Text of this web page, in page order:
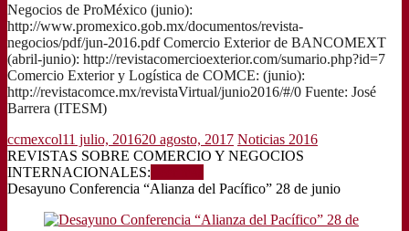
Negocios de ProMéxico (junio):
http://www.promexico.gob.mx/documentos/revista-
negocios/pdf/jun-2016.pdf Comercio Exterior de BANCOMEXT
(abril-junio): http://revistacomercioexterior.com/sumario.php?id=7
Comercio Exterior y Logística de COMCE: (junio):
http://revistacomce.mx/revistaVirtual/junio2016/#/0 Fuente: José
Barrera (ITESM)
ccmexcol11 julio, 201620 agosto, 2017 Noticias 2016
REVISTAS SOBRE COMERCIO Y NEGOCIOS
INTERNACIONALES:
Desayuno Conferencia “Alianza del Pacífico” 28 de junio